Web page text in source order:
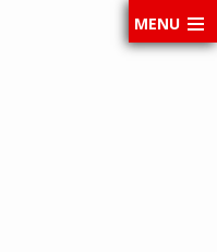
MENU